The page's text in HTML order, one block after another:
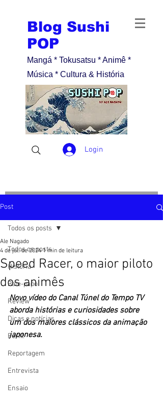
Blog Sushi
POP
Mangá * Tokusatsu * Animê *
Música * Cultura & História
Login
Post
Todos os posts
História
Bate-papo
Review
Dicas e notícias
Perfil
Reportagem
Entrevista
Ensaio
Todos os posts
Speed Racer, o maior piloto
dos animês
Ale Nagado
4 de jul. de 2024 1 min de leitura
Novo vídeo do Canal Túnel do Tempo TV
aborda histórias e curiosidades sobre
um dos maiores clássicos da animação
japonesa.